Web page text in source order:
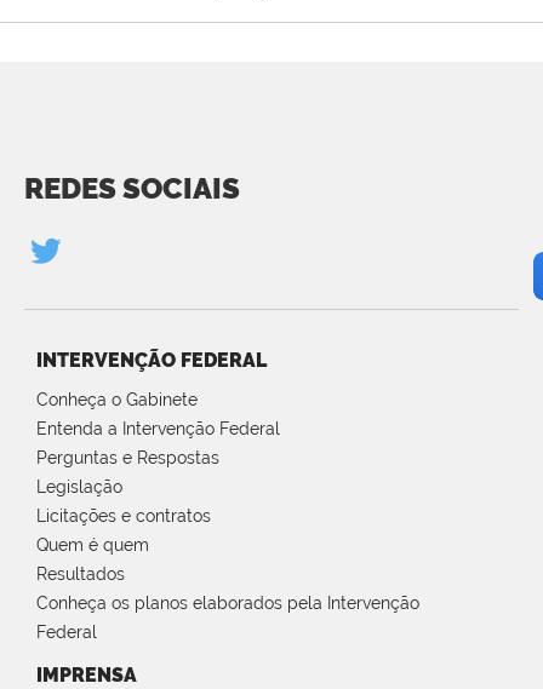
REDES SOCIAIS
INTERVENÇÃO FEDERAL
Conheça o Gabinete
Entenda a Intervenção Federal
Perguntas e Respostas
Legislação
Licitações e contratos
Quem é quem
Resultados
Conheça os planos elaborados pela Intervenção
Federal
IMPRENSA